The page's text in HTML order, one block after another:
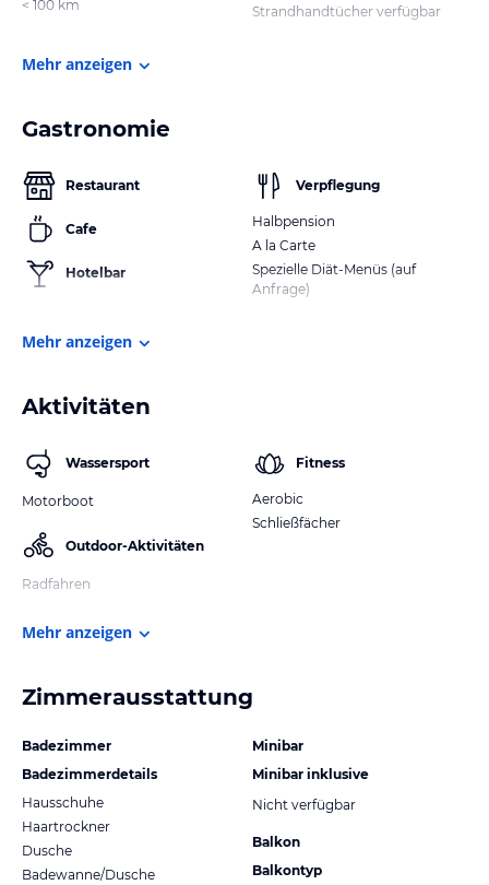
< 100 km Strandhandtücher verfügbar
Mehr anzeigen
Gastronomie
Restaurant
Cafe
Hotelbar
Verpflegung
Halbpension
A la Carte
Spezielle Diät-Menüs (auf
Anfrage)
Mehr anzeigen
Aktivitäten
Wassersport
Motorboot
Outdoor-Aktivitäten
Radfahren
Fitness
Aerobic
Schließfächer
Mehr anzeigen
Zimmerausstattung
Badezimmer
Badezimmerdetails
Hausschuhe
Haartrockner
Dusche
Badewanne/Dusche
Minibar
Minibar inklusive
Nicht verfügbar
Balkon
Balkontyp